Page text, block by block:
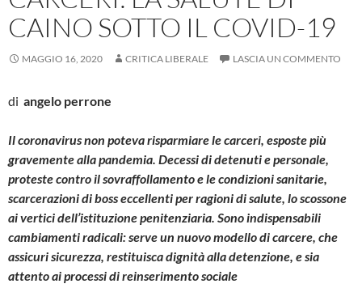
CAINO SOTTO IL COVID-19
MAGGIO 16, 2020 CRITICA LIBERALE LASCIA UN COMMENTO
di angelo perrone
Il coronavirus non poteva risparmiare le carceri, esposte più
gravemente alla pandemia. Decessi di detenuti e personale,
proteste contro il sovraffollamento e le condizioni sanitarie,
scarcerazioni di boss eccellenti per ragioni di salute, lo scossone
ai vertici dell’istituzione penitenziaria. Sono indispensabili
cambiamenti radicali: serve un nuovo modello di carcere, che
assicuri sicurezza, restituisca dignità alla detenzione, e sia
attento ai processi di reinserimento sociale